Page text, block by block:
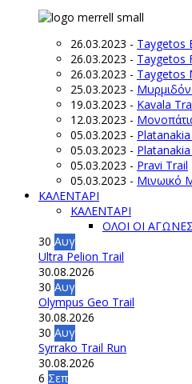
26.03.2023 - Taygetos
26.03.2023 - Taygetos
26.03.2023 - Taygetos
25.03.2023 -
19.03.2023 - Kavala
12.03.2023 -
05.03.2023 -
05.03.2023 -
05.03.2023 - Pravi Trail
05.03.2023 - Μινωικό
ΚΑΛΕΝΤΑΡΙ
ΚΑΛΕΝΤΑΡΙ
ΟΛΟΙ ΟΙ ΑΓΩΝΕΣ
30 Αυγ
Ultra Pelion Trail
30.08.2026
30 Αυγ
Olympus Geo Trail
30.08.2026
30 Αυγ
Syrrako Trail Run
30.08.2026
6 Σεπ